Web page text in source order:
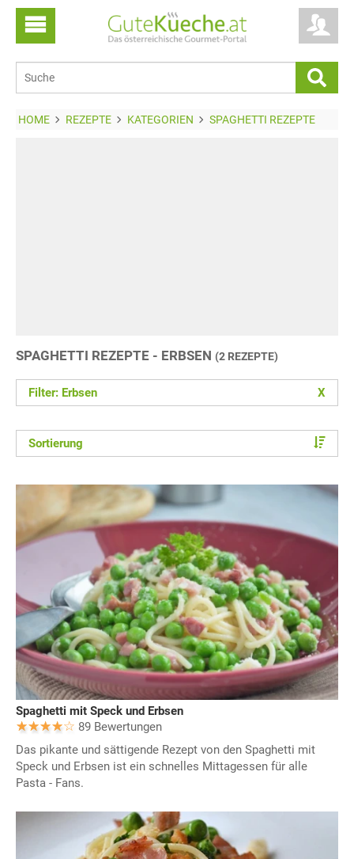
HOME REZEPTE KATEGORIEN SPAGHETTI REZEPTE
SPAGHETTI REZEPTE - ERBSEN (2 REZEPTE)
Filter: Erbsen X
Sortierung
Spaghetti mit Speck und Erbsen
89 Bewertungen
Das pikante und sättigende Rezept von den Spaghetti mit
Speck und Erbsen ist ein schnelles Mittagessen für alle
Pasta - Fans.